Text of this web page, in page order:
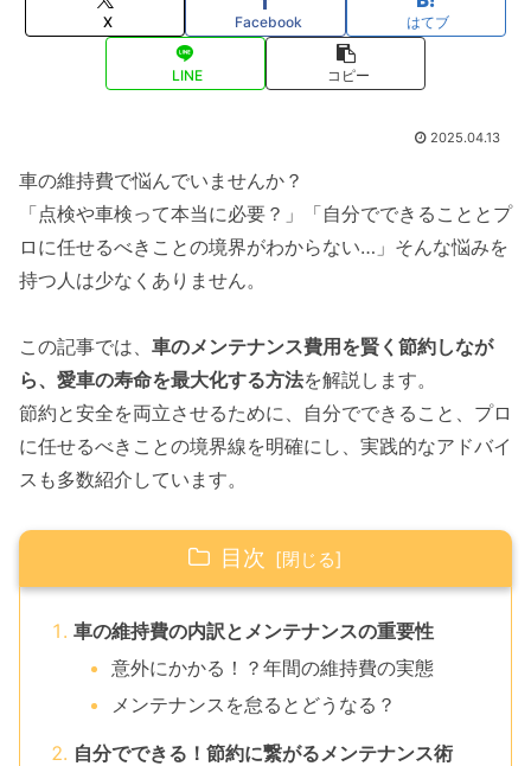
X Facebook はてブ
LINE コピー
2025.04.13
車の維持費で悩んでいませんか？
「点検や車検って本当に必要？」「自分でできることとプ
ロに任せるべきことの境界がわからない…」そんな悩みを
持つ人は少なくありません。
この記事では、 車のメンテナンス費用を賢く節約しなが
ら、愛車の寿命を最大化する方法を解説します。
節約と安全を両立させるために、自分でできること、プロ
に任せるべきことの境界線を明確にし、実践的なアドバイ
スも多数紹介しています。
目次
車の維持費の内訳とメンテナンスの重要性
意外にかかる！？年間の維持費の実態
メンテナンスを怠るとどうなる？
自分でできる！節約に繋がるメンテナンス術